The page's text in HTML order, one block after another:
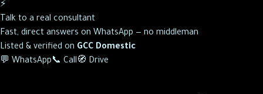
⚡
Talk to a real consultant
Fast, direct answers on WhatsApp — no middleman
Listed & verified on GCC Domestic
💬 WhatsApp📞 Call🧭 Drive